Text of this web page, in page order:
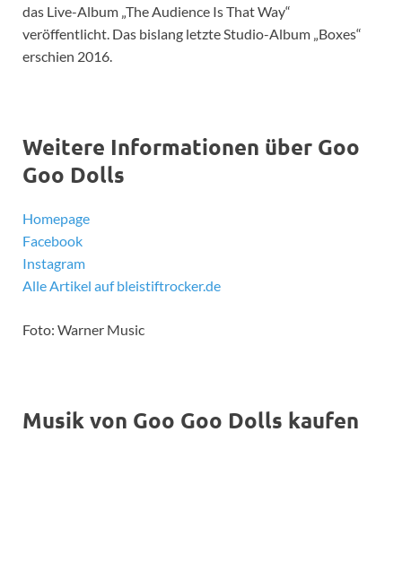
das Live-Album „The Audience Is That Way“
veröffentlicht. Das bislang letzte Studio-Album „Boxes“
erschien 2016.
Weitere Informationen über Goo
Goo Dolls
Homepage
Facebook
Instagram
Alle Artikel auf bleistiftrocker.de
Foto: Warner Music
Musik von Goo Goo Dolls kaufen